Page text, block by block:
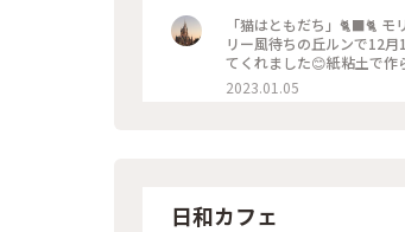
「猫はともだち」🐈‍⬛🐈
リー風待ちの丘ルンで12
てくれました😊紙粘土で作
娘が使っている可愛い猫
敵なものを見ると元気が
2023.01.05
日和カフェ